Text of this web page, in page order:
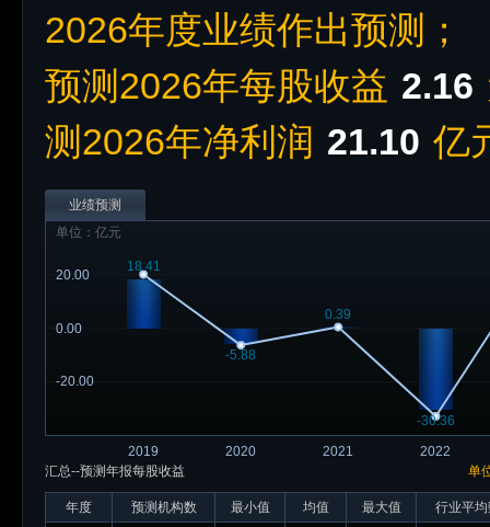
2026年度业绩作出预测；
预测2026年每股收益 2.16
测2026年净利润 21.10 亿
业绩预测
2019 2020 2021 2022
-20.00
0.00
20.00
单位：亿元
18.41
-5.88
0.39
-30.36
单
汇总--预测年报每股收益
年度 预测机构数 最小值 均值 最大值 行业平